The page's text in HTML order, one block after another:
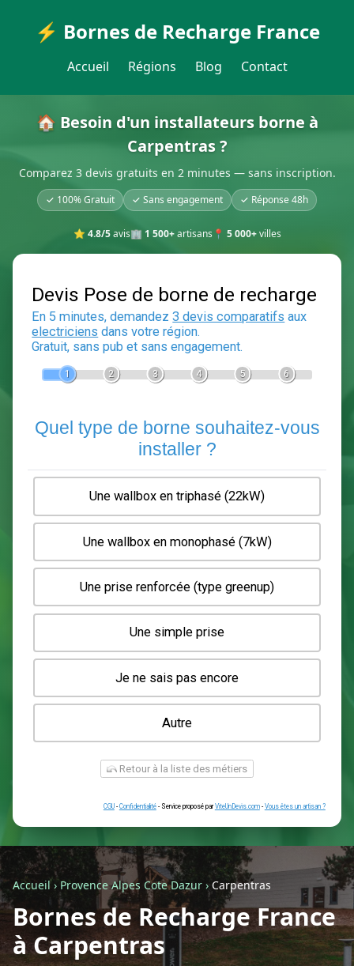
⚡ Bornes de Recharge France
Accueil Régions Blog Contact
🏠 Besoin d'un installateurs borne à
Carpentras ?
Comparez 3 devis gratuits en 2 minutes — sans inscription.
✓ 100% Gratuit ✓ Sans engagement ✓ Réponse 48h
⭐ 4.8/5avis🏢 1 500+artisans 📍 5 000+villes
Devis Pose de borne de
En 5 minutes, demandez3 devis comparatifs
Gratuit, sans pub et sans engagement.
2 3 6
Quel type de borne souhaitez-
installer ?
Une wallbox en triphasé (22kW)
Une wallbox en monophasé (7kW)
Une prise renforcée (type greenup)
Une simple prise
Je ne sais pas encore
Autre
Retour à la liste des métiers
Accueil› Provence Alpes Cote Dazur ›Carpentras
Bornes de Recharge France
à Carpentras